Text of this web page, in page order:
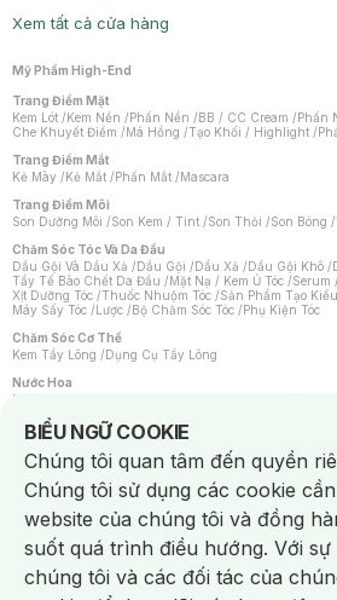
Xem tất cả cửa hàng
Mỹ Phẩm High-End
Trang Điểm Mặt
Kem Lót /Kem Nền /Phấn Nền /BB / CC Cream /Phấn
Che Khuyết Điểm /Má Hồng /Tạo Khối / Highlight /
Trang Điểm Mắt
Kẻ Mày /Kẻ Mắt /Phấn Mắt /Mascara
Trang Điểm Môi
Son Dưỡng Môi /Son Kem / Tint /Son Thỏi /Son Bóng /
Chăm Sóc Tóc Và Da Đầu
Dầu Gội Và Dầu Xả /Dầu Gội /Dầu Xả /Dầu Gội Khô /
Tẩy Tế Bào Chết Da Đầu /Mặt Nạ / Kem Ủ Tóc /Serum
Xịt Dưỡng Tóc /Thuốc Nhuộm Tóc /Sản Phẩm Tạo
Máy Sấy Tóc /Lược /Bộ Chăm Sóc Tóc /Phụ Kiện Tóc
Chăm Sóc Cơ Thể
Kem Tẩy Lông /Dụng Cụ Tẩy Lông
Nước Hoa
Nước Hoa Nữ
Chăm Sóc Cá Nhân
Chống Muỗi /Khẩu Trang /Máy Massage/Mặt Nạ
Sản Phẩm Chăm Sóc Khác /Bàn Chải Đánh Răng /
Hỗ Trợ Trắng Răng/Kem Đánh Răng /Máy Tăm Nước/
Tăm / Chỉ Nha Khoa/ Xịt Thơm Miệng / Dung Dịch Vệ
Khăn Ướt Vệ Sinh Vùng Kín/Băng Vệ Sinh/Tampon/
Máy Cạo Râu
Vấn Đề Về Da
Da Dầu / Lỗ Chân Lông To/ Da Khô / Mất Nước/ Da
Da Nhạy Cảm / Kích Ứng
Da Xỉn Màu Thâm / Nám /
BIỂU NGỮ COOKIE
Notice about cookies usage
Chúng tôi quan tâm đến quyền
Chúng tôi sử dụng các cookie
website của chúng tôi và đồng
suốt quá trình điều hướng. Với
chúng tôi và các đối tác của